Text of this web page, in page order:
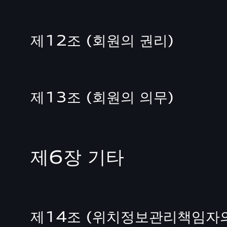
제12조 (회원의 권리)
제13조 (회원의 의무)
제6장 기타
제14조 (위치정보관리책임자